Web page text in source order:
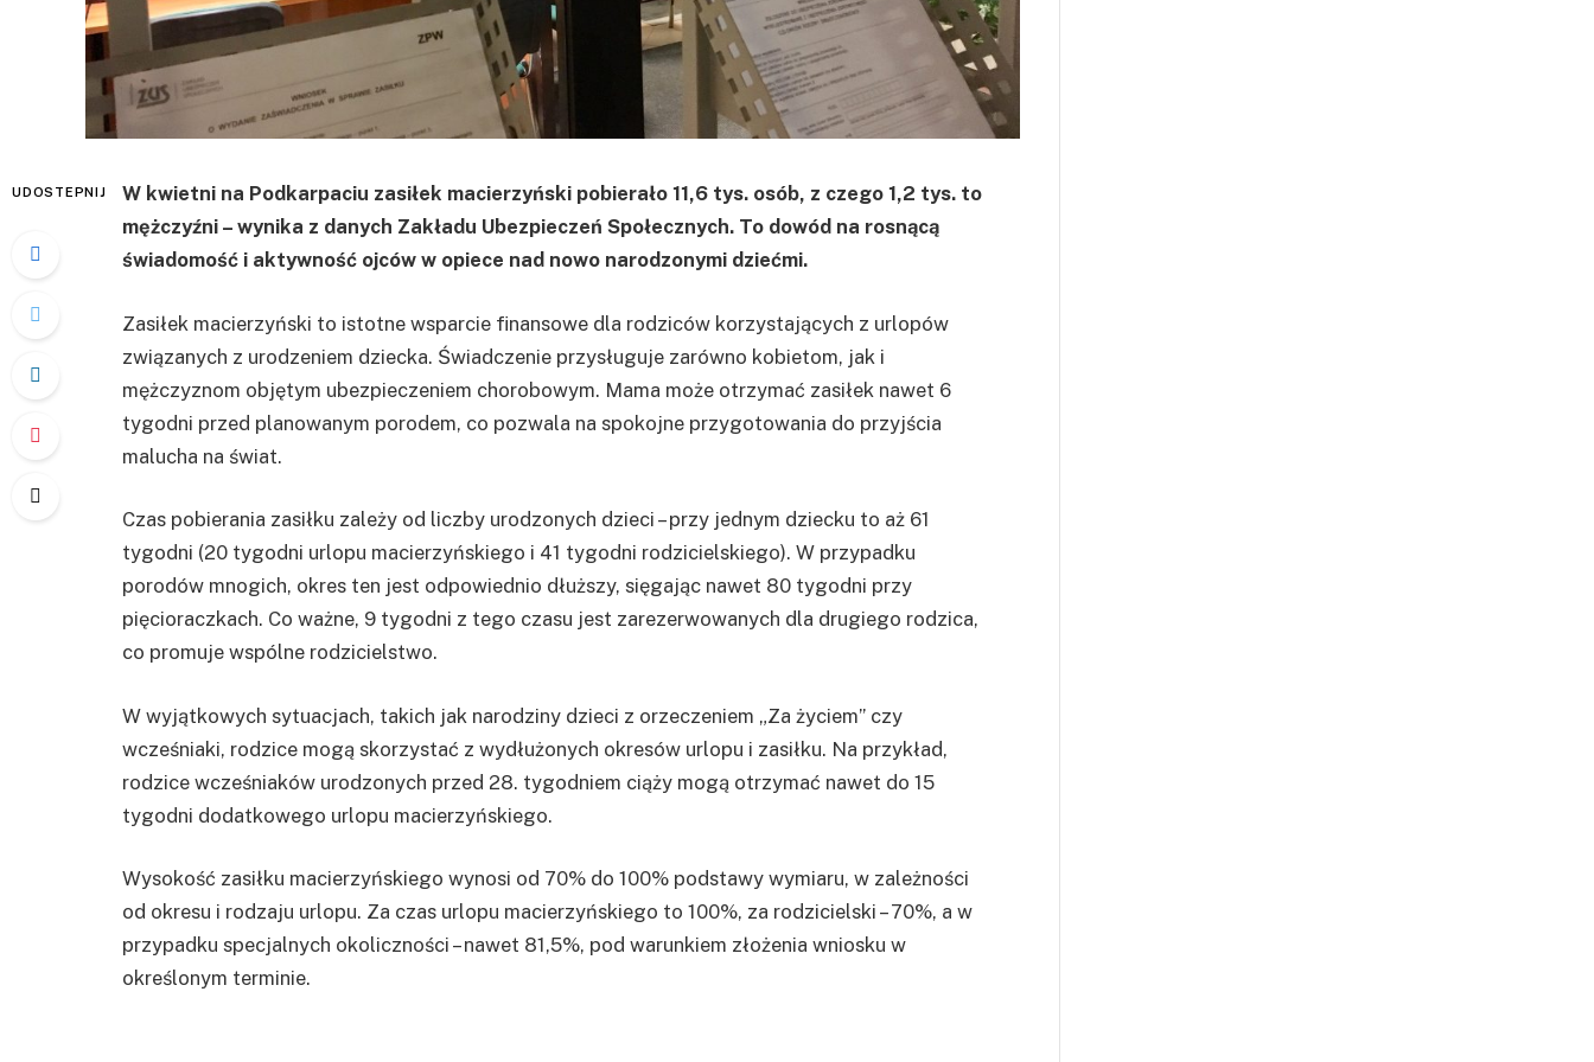
UDOSTEPNIJ
W kwietni na Podkarpaciu zasiłek macierzyński pobierało 11,6 tys. osób, z czego 1,2 tys. to
mężczyźni – wynika z danych Zakładu Ubezpieczeń Społecznych. To dowód na rosnącą
świadomość i aktywność ojców w opiece nad nowo narodzonymi dziećmi.
Zasiłek macierzyński to istotne wsparcie finansowe dla rodziców korzystających z urlopów
związanych z urodzeniem dziecka. Świadczenie przysługuje zarówno kobietom, jak i
mężczyznom objętym ubezpieczeniem chorobowym. Mama może otrzymać zasiłek nawet 6
tygodni przed planowanym porodem, co pozwala na spokojne przygotowania do przyjścia
malucha na świat.
Czas pobierania zasiłku zależy od liczby urodzonych dzieci – przy jednym dziecku to aż 61
tygodni (20 tygodni urlopu macierzyńskiego i 41 tygodni rodzicielskiego). W przypadku
porodów mnogich, okres ten jest odpowiednio dłuższy, sięgając nawet 80 tygodni przy
pięcioraczkach. Co ważne, 9 tygodni z tego czasu jest zarezerwowanych dla drugiego rodzica,
co promuje wspólne rodzicielstwo.
W wyjątkowych sytuacjach, takich jak narodziny dzieci z orzeczeniem „Za życiem” czy
wcześniaki, rodzice mogą skorzystać z wydłużonych okresów urlopu i zasiłku. Na przykład,
rodzice wcześniaków urodzonych przed 28. tygodniem ciąży mogą otrzymać nawet do 15
tygodni dodatkowego urlopu macierzyńskiego.
Wysokość zasiłku macierzyńskiego wynosi od 70% do 100% podstawy wymiaru, w zależności
od okresu i rodzaju urlopu. Za czas urlopu macierzyńskiego to 100%, za rodzicielski – 70%, a w
przypadku specjalnych okoliczności – nawet 81,5%, pod warunkiem złożenia wniosku w
określonym terminie.